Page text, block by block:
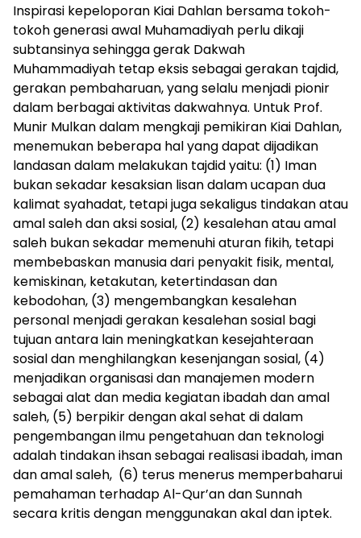
Inspirasi kepeloporan Kiai Dahlan bersama tokoh-
tokoh generasi awal Muhamadiyah perlu dikaji
subtansinya sehingga gerak Dakwah
Muhammadiyah tetap eksis sebagai gerakan tajdid,
gerakan pembaharuan, yang selalu menjadi pionir
dalam berbagai aktivitas dakwahnya. Untuk Prof.
Munir Mulkan dalam mengkaji pemikiran Kiai Dahlan,
menemukan beberapa hal yang dapat dijadikan
landasan dalam melakukan tajdid yaitu: (1) Iman
bukan sekadar kesaksian lisan dalam ucapan dua
kalimat syahadat, tetapi juga sekaligus tindakan atau
amal saleh dan aksi sosial, (2) kesalehan atau amal
saleh bukan sekadar memenuhi aturan fikih, tetapi
membebaskan manusia dari penyakit fisik, mental,
kemiskinan, ketakutan, ketertindasan dan
kebodohan, (3) mengembangkan kesalehan
personal menjadi gerakan kesalehan sosial bagi
tujuan antara lain meningkatkan kesejahteraan
sosial dan menghilangkan kesenjangan sosial, (4)
menjadikan organisasi dan manajemen modern
sebagai alat dan media kegiatan ibadah dan amal
saleh, (5) berpikir dengan akal sehat di dalam
pengembangan ilmu pengetahuan dan teknologi
adalah tindakan ihsan sebagai realisasi ibadah, iman
dan amal saleh, (6) terus menerus memperbaharui
pemahaman terhadap Al-Qur’an dan Sunnah
secara kritis dengan menggunakan akal dan iptek.